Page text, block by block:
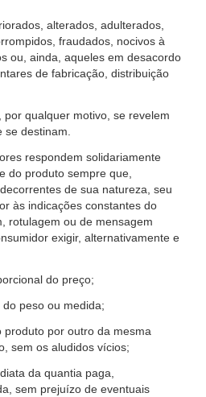
alterados, adulterados,
fraudados, nocivos à
ou, ainda, aqueles em desacordo
de fabricação, distribuição
por qualquer motivo, se revelem
destinam.
respondem solidariamente
do produto sempre que,
de sua natureza, seu
às indicações constantes do
rotulagem ou de mensagem
exigir, alternativamente e
do preço;
peso ou medida;
produto por outro da mesma
sem os aludidos vícios;
da quantia paga,
sem prejuízo de eventuais